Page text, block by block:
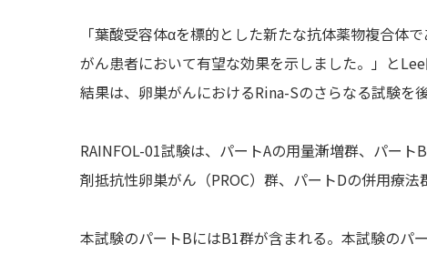
「葉酸受容体αを標的とした新たな抗体薬物複合体
がん患者において有望な効果を示しました。」と
結果は、卵巣がんにおけるRina-Sのさらなる試験を
RAINFOL-01試験は、パートAの用量漸増群、パー
剤抵抗性卵巣がん（PROC）群、パートDの併用療法
本試験のパートBにはB1群が含まれる。本試験のパ